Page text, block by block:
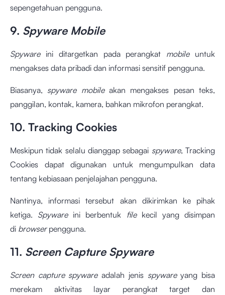
sepengetahuan pengguna.
9. Spyware Mobile
Spywareini ditargetkan pada perangkat mobileuntuk
mengakses data pribadi dan informasi sensitif pengguna.
Biasanya, spyware mobileakan mengakses pesan teks,
panggilan, kontak, kamera, bahkan mikrofon perangkat.
10. Tracking Cookies
Meskipun tidak selalu dianggap sebagai spyware, Tracking
Cookies dapat digunakan untuk mengumpulkan data
tentang kebiasaan penjelajahan pengguna.
Nantinya, informasi tersebut akan dikirimkan ke pihak
ketiga. Spyware ini berbentuk filekecil yang disimpan
di browserpengguna.
11. Screen Capture Spyware
Screen capture spywareadalah jenis spywareyang bisa
merekam aktivitas layar perangkat target dan